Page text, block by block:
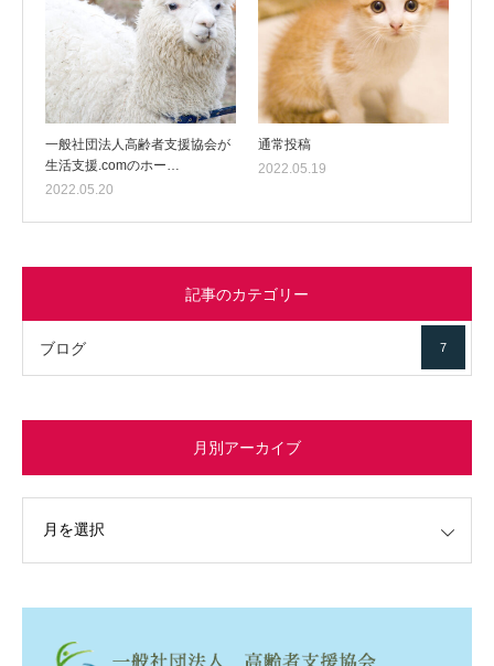
一般社団法人高齢者支援協会が
生活支援.comのホー…
2022.05.20
通常投稿
2022.05.19
記事のカテゴリー
ブログ 7
月別アーカイブ